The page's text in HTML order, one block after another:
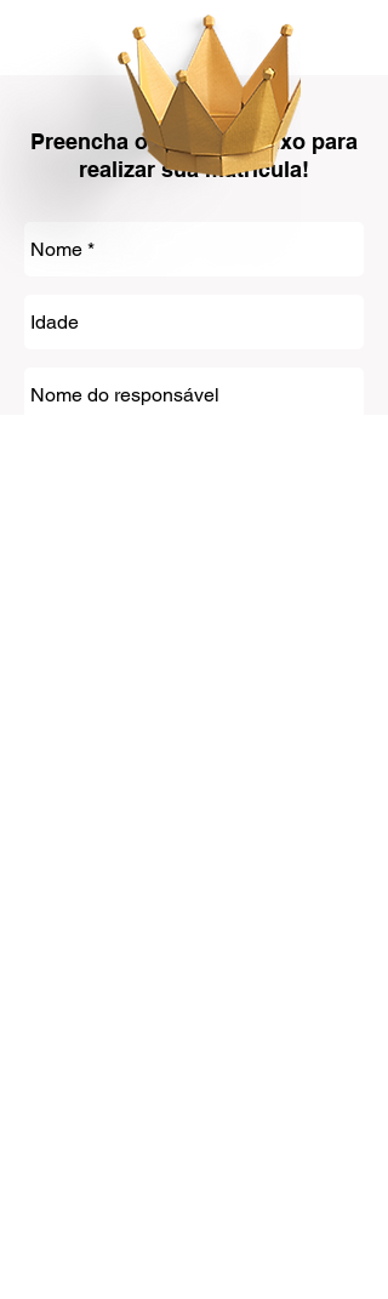
Preencha os dados abaixo para
realizar sua matrícula!